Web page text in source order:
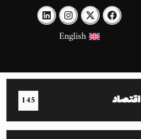
English
اقتصاد 145